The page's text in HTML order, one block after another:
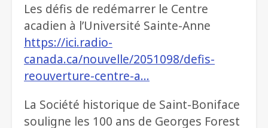
Les défis de redémarrer le Centre
acadien à l’Université Sainte-Anne
https://ici.radio-
canada.ca/nouvelle/2051098/defis-
reouverture-centre-a…
La Société historique de Saint-Boniface
souligne les 100 ans de Georges Forest